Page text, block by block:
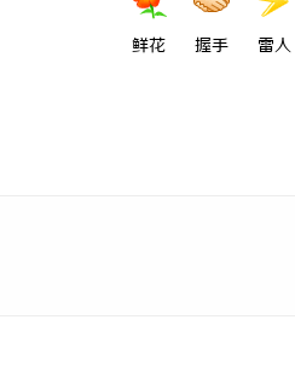
鲜花 握手 雷人